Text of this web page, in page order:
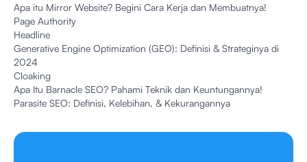
Apa itu Mirror Website? Begini Cara Kerja dan Membuatnya!
Page Authority
Headline
Generative Engine Optimization (GEO): Definisi & Strateginya di
2024
Cloaking
Apa Itu Barnacle SEO? Pahami Teknik dan Keuntungannya!
Parasite SEO: Definisi, Kelebihan, & Kekurangannya